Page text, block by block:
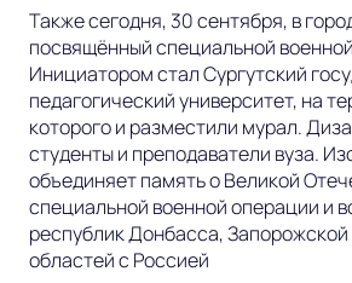
Также сегодня, 30 сентября, в
посвящённый специальной
Инициатором стал Сургутский
педагогический университет, на
которого и разместили мурал.
студенты и преподаватели вуза.
объединяет память о Великой
специальной военной операции и
республик Донбасса,
областей с Россией